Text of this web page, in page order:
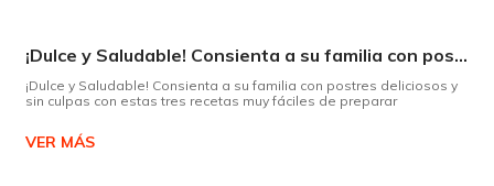
¡Dulce y Saludable! Consienta a su familia con postres deliciosos y sin culpas
¡Dulce y Saludable! Consienta a su familia con postres deliciosos y
sin culpas con estas tres recetas muy fáciles de preparar
VER MÁS